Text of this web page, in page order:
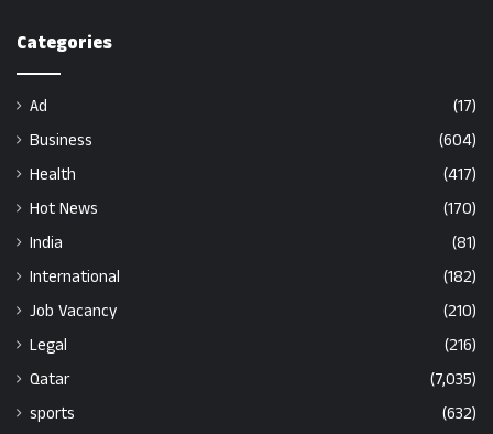
Categories
Ad
(17)
Business
(604)
Health
(417)
Hot News
(170)
India
(81)
International
(182)
Job Vacancy
(210)
Legal
(216)
Qatar
(7,035)
sports
(632)